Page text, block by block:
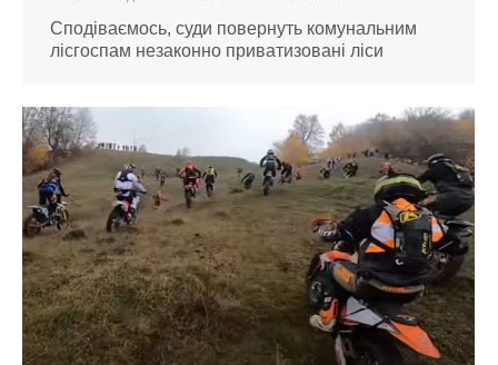
Сподіваємось, суди повернуть комунальним
лісгоспам незаконно приватизовані ліси